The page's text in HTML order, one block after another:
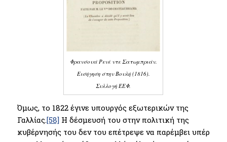
Φρανσουά Ρενέ ντε Σατωμπριάν.
Εισήγηση στην Βουλή (1816).
Συλλογή ΕΕΦ.
Όμως, το 1822 έγινε υπουργός εξωτερικών της
Γαλλίας.[58]Η δέσμευσή του στην πολιτική της
κυβέρνησής του δεν του επέτρεψε να παρέμβει υπέρ